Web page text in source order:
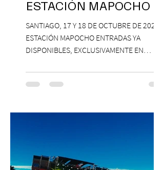
ESTACIÓN MAPOCHO
SANTIAGO, 17 Y 18 DE OCTUBRE DE 2026,
ESTACIÓN MAPOCHO ENTRADAS YA
DISPONIBLES, EXCLUSIVAMENTE EN
con una edición renovada que reunirá
yoga, bienestar y vida consciente, con la
Antonella Orsini, Yoga Woman y más
Centro Cultural Estación Mapocho, espacio